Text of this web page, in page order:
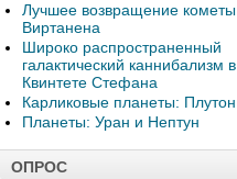
Лучшее возвращение кометы
Виртанена
Широко распространенный
галактический каннибализм в
Квинтете Стефана
Карликовые планеты: Плутон
Планеты: Уран и Нептун
ОПРОС